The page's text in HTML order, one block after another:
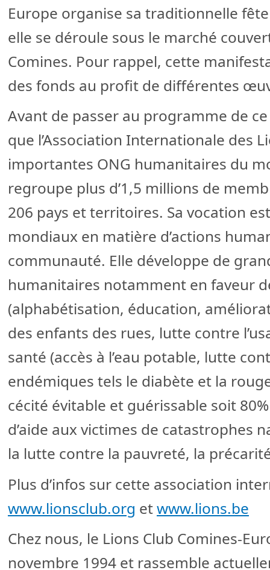
Europe organise sa traditionnelle
elle se déroule sous le marché
Comines. Pour rappel, cette
des fonds au profit de différentes
Avant de passer au programme de
que l’Association Internationale des
importantes ONG humanitaires du
regroupe plus d’1,5 millions de
206 pays et territoires. Sa vocation
mondiaux en matière d’actions
communauté. Elle développe de
humanitaires notamment en faveur
(alphabétisation, éducation,
des enfants des rues, lutte contre
santé (accès à l’eau potable, lutte
endémiques tels le diabète et la
cécité évitable et guérissable soit
d’aide aux victimes de catastrophes
la lutte contre la pauvreté, la
Plus d’infos sur cette association
www.lionsclub.org etwww.lions.be
Chez nous, le Lions Club Comines-
novembre 1994 et rassemble